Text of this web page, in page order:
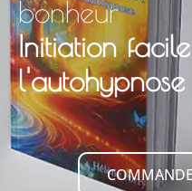
bonheur
Initiation
l'autohypnose